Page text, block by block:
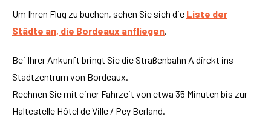
Um Ihren Flug zu buchen, sehen Sie sich die Liste der
Städte an, die Bordeaux anfliegen.
Bei Ihrer Ankunft bringt Sie die Straßenbahn A direkt ins
Stadtzentrum von Bordeaux.
Rechnen Sie mit einer Fahrzeit von etwa 35 Minuten bis zur
Haltestelle Hôtel de Ville / Pey Berland.